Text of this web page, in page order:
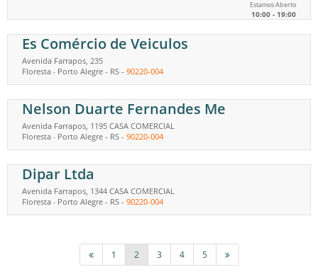
Estamos Aberto
10:00 - 19:00
Es Comércio de Veiculos
Avenida Farrapos, 235
Floresta - Porto Alegre - RS - 90220-004
Nelson Duarte Fernandes Me
Avenida Farrapos, 1195 CASA COMERCIAL
Floresta - Porto Alegre - RS - 90220-004
Dipar Ltda
Avenida Farrapos, 1344 CASA COMERCIAL
Floresta - Porto Alegre - RS - 90220-004
1 2 3 4 5